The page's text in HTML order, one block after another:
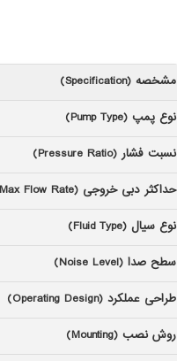
مشخصه (Specification)
نوع پمپ (Pump Type)
نسبت فشار (Pressure Ratio)
حداکثر دبی خروجی (Max Flow Rate)
نوع سیال (Fluid Type)
سطح صدا (Noise Level)
طراحی عملکرد (Operating Design)
روش نصب (Mounting)